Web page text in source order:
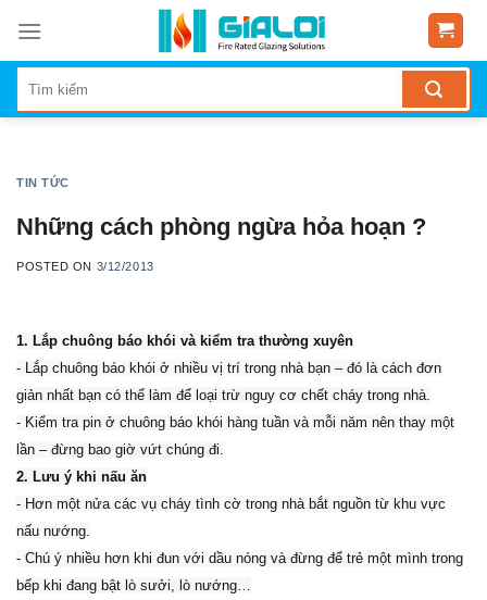
content
TIN TỨC
Những cách phòng ngừa hỏa hoạn ?
POSTED ON 3/12/2013
1. Lắp chuông báo khói và kiểm tra thường xuyên
- Lắp chuông báo khói ở nhiều vị trí trong nhà bạn – đó là cách đơn
giản nhất bạn có thể làm để loại trừ nguy cơ chết cháy trong nhà.
- Kiểm tra pin ở chuông báo khói hàng tuần và mỗi năm nên thay một
lần – đừng bao giờ vứt chúng đi.
2. Lưu ý khi nấu ăn
- Hơn một nửa các vụ cháy tình cờ trong nhà bắt nguồn từ khu vực
nấu nướng.
- Chú ý nhiều hơn khi đun với dầu nóng và đừng để trẻ một mình trong
bếp khi đang bật lò sưởi, lò nướng…